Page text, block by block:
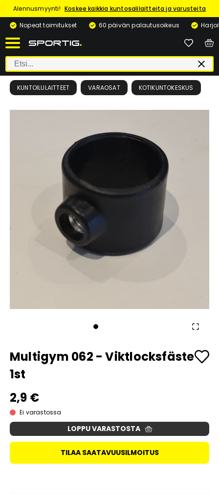
Alennusmyynti! Koskee kaikkia kuntosalilaitteita ja varusteita
Nopeat toimitukset
60 päivän palautusoikeus
KUNTOILULAITTEET VARAOSAT KOTIKUNTOKESKUS
Multigym 062 - Viktlocksfäste
1st
2,9 €
Ei varastossa
LOPPU VARASTOSTA
TILAA SAATAVUUSILMOITUS